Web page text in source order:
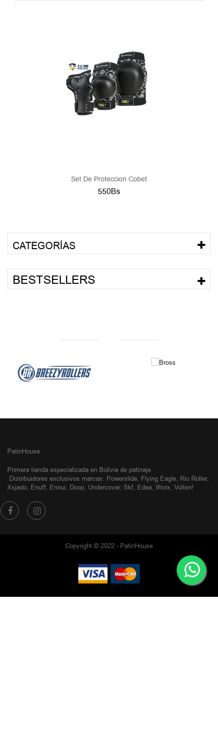
Set De Proteccion Cobet
550Bs
CATEGORÍAS
BESTSELLERS
PatinHouse
Primera tienda especializada en Bolivia de patinaje.
Distribuidores exclusivos marcas: Powerslide, Flying Eagle, Rio Roller,
Xsjado, Enuff, Ennui, Doop, Undercover, Skf, Edea, Worx, Volten!
Copyright © 2022 - PatinHouse